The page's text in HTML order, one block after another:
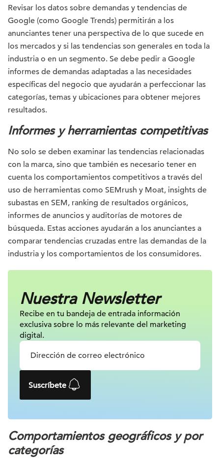
Revisar los datos sobre demandas y tendencias de
Google (como Google Trends) permitirán a los
anunciantes tener una perspectiva de lo que sucede en
los mercados y si las tendencias son generales en toda la
industria o en un segmento. Se debe pedir a Google
informes de demandas adaptadas a las necesidades
específicas del negocio que ayudarán a perfeccionar las
categorías, temas y ubicaciones para obtener mejores
resultados.
Informes y herramientas competitivas
No solo se deben examinar las tendencias relacionadas
con la marca, sino que también es necesario tener en
cuenta los comportamientos competitivos a través del
uso de herramientas como SEMrush y Moat, insights de
subastas en SEM, ranking de resultados orgánicos,
informes de anuncios y auditorías de motores de
búsqueda. Estas acciones ayudarán a los anunciantes a
comparar tendencias cruzadas entre las demandas de la
industria y los comportamientos de los consumidores.
Nuestra Newsletter
Recibe en tu bandeja de entrada información
exclusiva sobre lo más relevante del marketing
digital.
Suscríbete
Comportamientos geográficos y por
categorías